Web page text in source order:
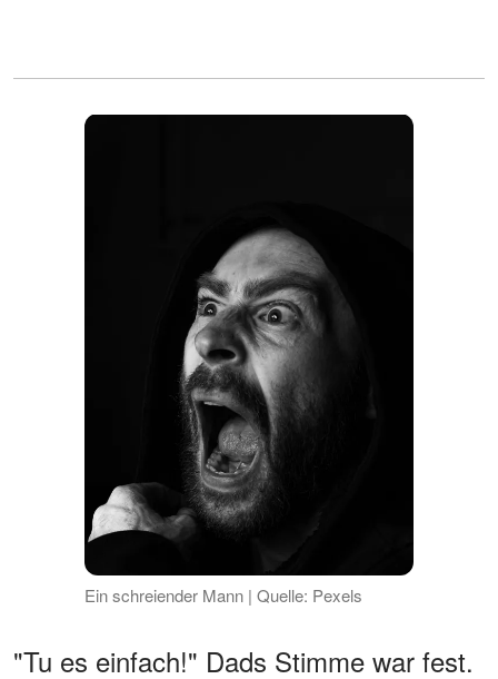
Ein schreiender Mann | Quelle: Pexels
"Tu es einfach!" Dads Stimme war fest.